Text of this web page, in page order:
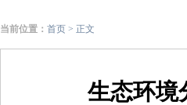
当前位置： 首页 > 正文
生态环境